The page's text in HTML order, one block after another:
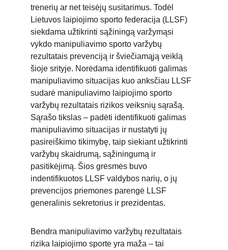
trenerių ar net teisėjų susitarimus. Todėl
Lietuvos laipiojimo sporto federacija (LLSF)
siekdama užtikrinti sąžiningą varžymąsi
vykdo manipuliavimo sporto varžybų
rezultatais prevenciją ir šviečiamąją veiklą
šioje srityje. Norėdama identifikuoti galimas
manipuliavimo situacijas kuo anksčiau LLSF
sudarė manipuliavimo laipiojimo sporto
varžybų rezultatais rizikos veiksnių sąrašą.
Sąrašo tikslas – padėti identifikuoti galimas
manipuliavimo situacijas ir nustatyti jų
pasireiškimo tikimybę, taip siekiant užtikrinti
varžybų skaidrumą, sąžiningumą ir
pasitikėjimą. Šios grėsmės buvo
indentifikuotos LLSF valdybos narių, o jų
prevencijos priemones parengė LLSF
generalinis sekretorius ir prezidentas.
Bendra manipuliavimo varžybų rezultatais
rizika laipiojimo sporte yra maža – tai